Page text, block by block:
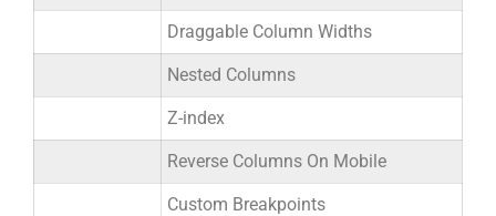
Draggable Column Widths
Nested Columns
Z-index
Reverse Columns On Mobile
Custom Breakpoints